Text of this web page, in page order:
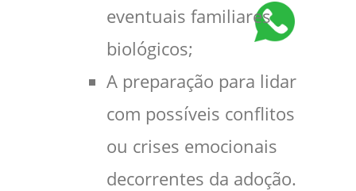
eventuais familiares
biológicos;
A preparação para lidar
com possíveis conflitos
ou crises emocionais
decorrentes da adoção.